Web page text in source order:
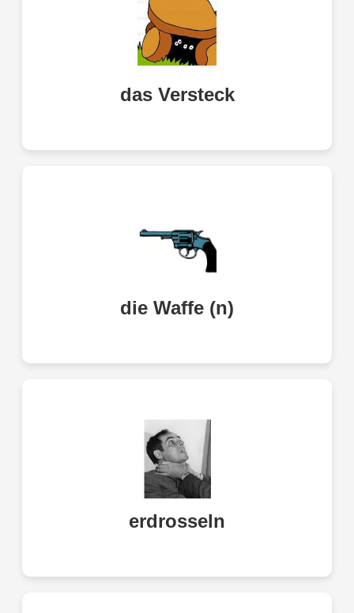
das Versteck
hiding place
die Waffe (n)
weapon
erdrosseln
to strangle